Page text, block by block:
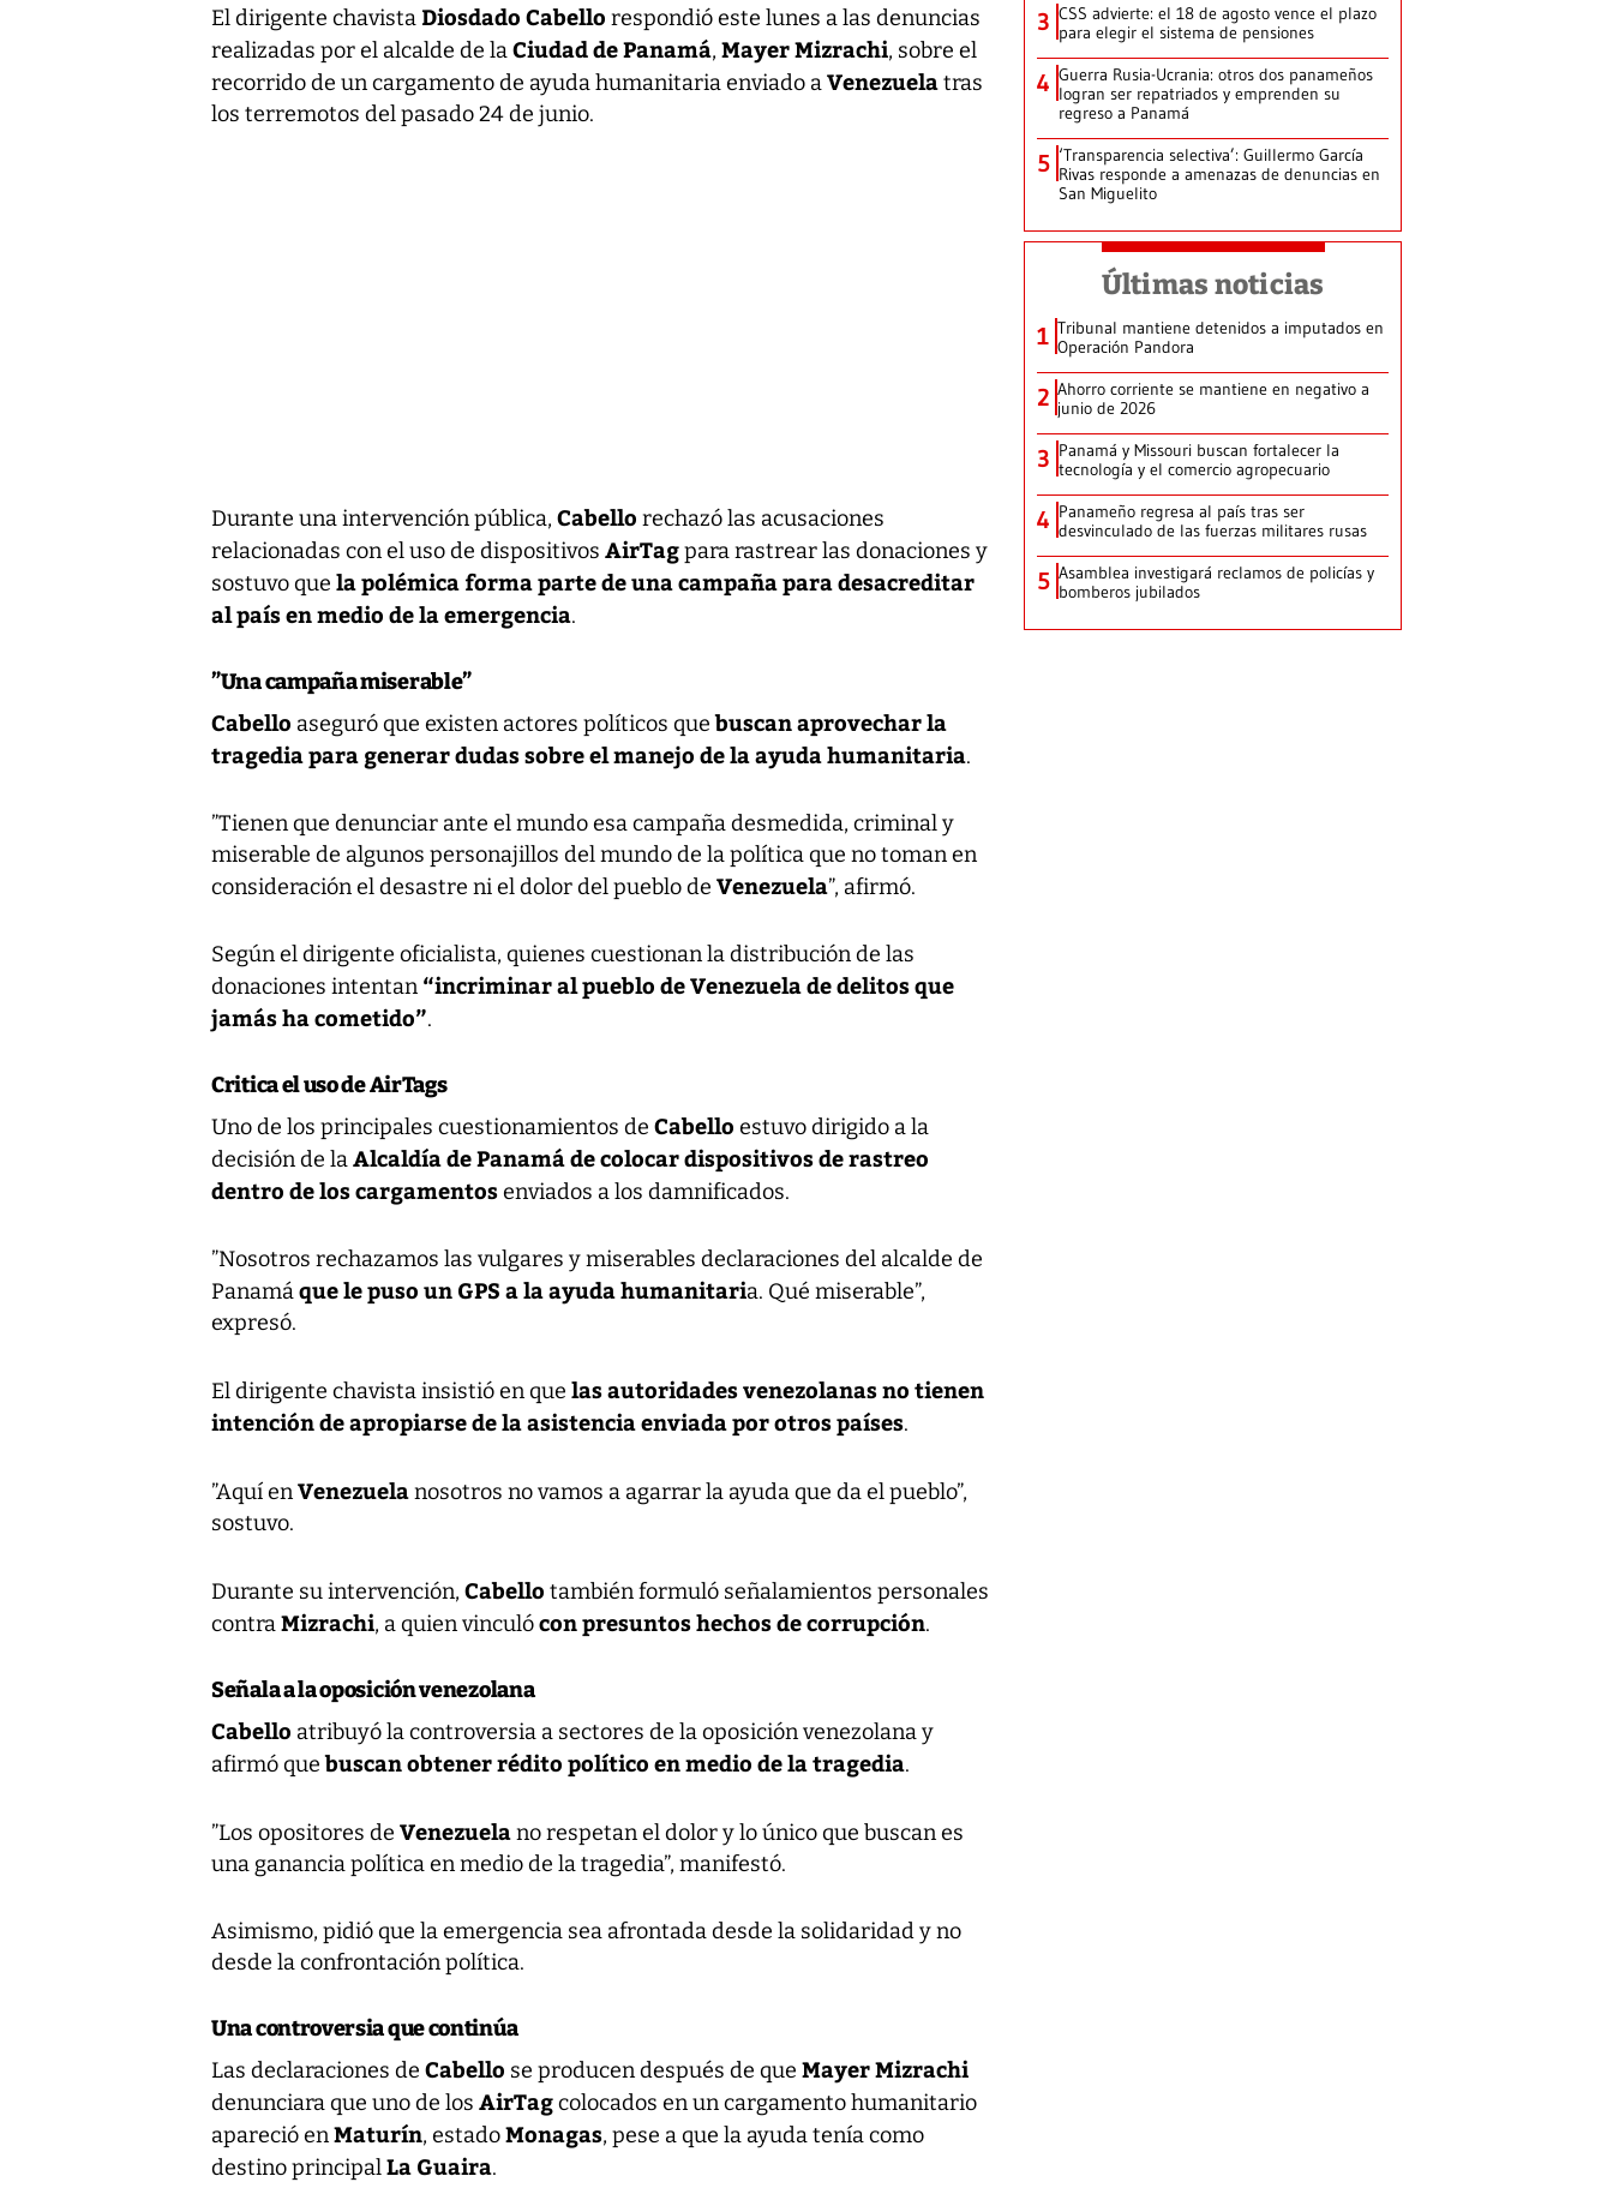
El dirigente chavista Diosdado Cabello respondió este lunes a las denuncias
realizadas por el alcalde de laCiudad de Panamá, Mayer Mizrachi, sobre el
recorrido de un cargamento de ayuda humanitaria enviado aVenezuelatras
los terremotos del pasado 24 de junio.
Durante una intervención pública, Cabello rechazó las acusaciones
relacionadas con el uso de dispositivos AirTagpara rastrear las donaciones y
sostuvo que la polémica forma parte de una campaña para desacreditar
al país en medio de la emergencia.
”Una campaña miserable”
Cabello aseguró que existen actores políticos quebuscan aprovechar la
tragedia para generar dudas sobre el manejo de la ayuda humanitaria.
”Tienen que denunciar ante el mundo esa campaña desmedida, criminal y
miserable de algunos personajillos del mundo de la política que no toman en
consideración el desastre ni el dolor del pueblo de Venezuela”, afirmó.
Según el dirigente oficialista, quienes cuestionan la distribución de las
donaciones intentan “incriminar al pueblo de Venezuela de delitos que
jamás ha cometido”.
Critica el uso de AirTags
Uno de los principales cuestionamientos de Cabello estuvo dirigido a la
decisión de laAlcaldía de Panamá de colocar dispositivos de rastreo
dentro de los cargamentosenviados a los damnificados.
”Nosotros rechazamos las vulgares y miserables declaraciones del alcalde de
Panamáque le puso un GPS a la ayuda humanitaria. Qué miserable”,
expresó.
El dirigente chavista insistió en que las autoridades venezolanas no tienen
intención de apropiarse de la asistencia enviada por otros países.
”Aquí enVenezuelanosotros no vamos a agarrar la ayuda que da el pueblo”,
sostuvo.
Durante su intervención, Cabello también formuló señalamientos personales
contraMizrachi, a quien vinculócon presuntos hechos de corrupción.
Señala a la oposición venezolana
Cabello atribuyó la controversia a sectores de la oposición venezolana y
afirmó quebuscan obtener rédito político en medio de la tragedia.
”Los opositores de Venezuelano respetan el dolor y lo único que buscan es
una ganancia política en medio de la tragedia”, manifestó.
Asimismo, pidió que la emergencia sea afrontada desde la solidaridad y no
desde la confrontación política.
Una controversia que continúa
Las declaraciones de Cabello se producen después de que Mayer Mizrachi
denunciara que uno de los AirTagcolocados en un cargamento humanitario
apareció enMaturín, estadoMonagas, pese a que la ayuda tenía como
destino principalLa Guaira.
3 CSS advierte: el 18 de agosto vence el plazo
para elegir el sistema de pensiones
4 Guerra Rusia-Ucrania: otros dos panameños
logran ser repatriados y emprenden su
regreso a Panamá
5 ‘Transparencia selectiva’: Guillermo García
Rivas responde a amenazas de denuncias en
San Miguelito
Últimas noticias
1 Tribunal mantiene detenidos a imputados en
Operación Pandora
2 Ahorro corriente se mantiene en negativo a
junio de 2026
3 Panamá y Missouri buscan fortalecer la
tecnología y el comercio agropecuario
4 Panameño regresa al país tras ser
desvinculado de las fuerzas militares rusas
5 Asamblea investigará reclamos de policías y
bomberos jubilados